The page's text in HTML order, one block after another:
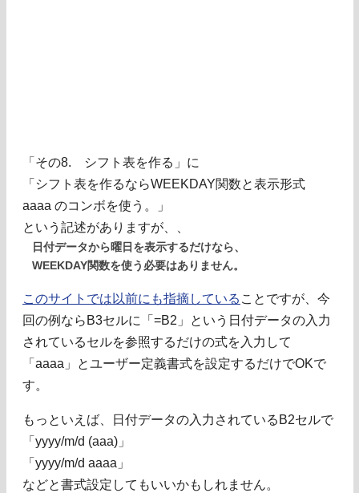
「その8. シフト表を作る」に
「シフト表を作るならWEEKDAY関数と表示形式
aaaa のコンボを使う。」
という記述がありますが、、
日付データから曜日を表示するだけなら、
WEEKDAY関数を使う必要はありません。
このサイトでは以前にも指摘している ことですが、今
回の例ならB3セルに「=B2」という日付データの入力
されているセルを参照するだけの式を入力して
「aaaa」とユーザー定義書式を設定するだけでOKで
す。
もっといえば、日付データの入力されているB2セルで
「yyyy/m/d (aaa)」
「yyyy/m/d aaaa」
などと書式設定してもいいかもしれません。